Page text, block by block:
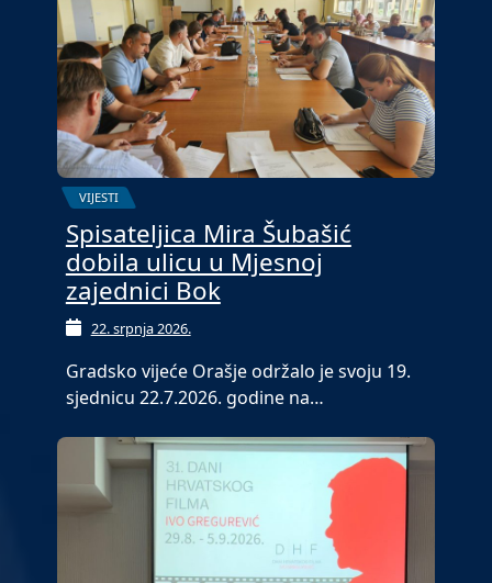
VIJESTI
Spisateljica Mira Šubašić
dobila ulicu u Mjesnoj
zajednici Bok
22. srpnja 2026.
Gradsko vijeće Orašje održalo je svoju 19.
sjednicu 22.7.2026. godine na…